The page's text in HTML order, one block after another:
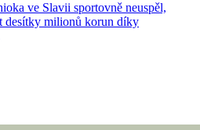
ve Slavii sportovně neuspěl,
desítky milionů korun díky